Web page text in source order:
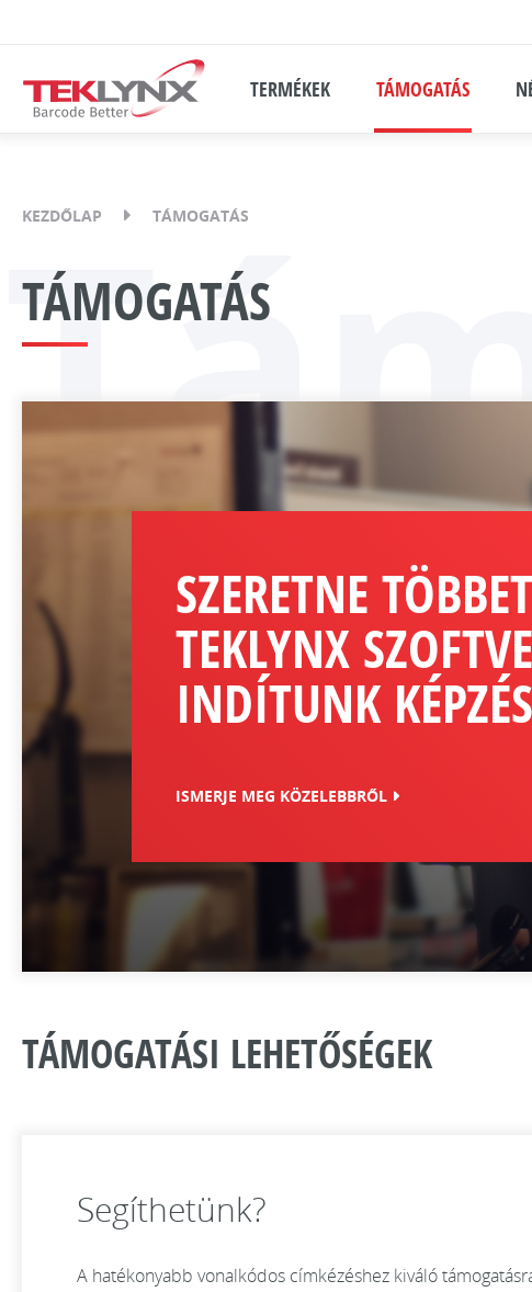
TERMÉKEK TÁMOGATÁS
KEZDŐLAP TÁMOGATÁS
TÁMOGATÁS
SZERETNE
TEKLYNX
INDÍTUNK
ISMERJE MEG KÖZELEBBRŐL
TÁMOGATÁSI LEHETŐSÉGEK
Segíthetünk?
A hatékonyabb vonalkódos címkézéshez kiváló